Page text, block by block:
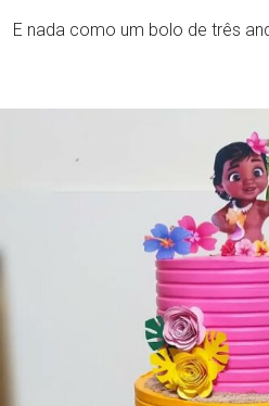
E nada como um bolo de três